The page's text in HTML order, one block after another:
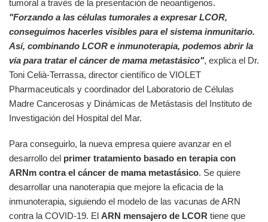
tumoral a través de la presentación de neoantígenos.
"Forzando a las células tumorales a expresar LCOR,
conseguimos hacerles visibles para el sistema inmunitario.
Así, combinando LCOR e inmunoterapia, podemos abrir la
vía para tratar el cáncer de mama metastásico", explica el Dr.
Toni Celià-Terrassa, director científico de VIOLET
Pharmaceuticals y coordinador del Laboratorio de Células
Madre Cancerosas y Dinámicas de Metástasis del Instituto de
Investigación del Hospital del Mar.
Para conseguirlo, la nueva empresa quiere avanzar en el
desarrollo del primer tratamiento basado en terapia con
ARNm contra el cáncer de mama metastásico. Se quiere
desarrollar una nanoterapia que mejore la eficacia de la
inmunoterapia, siguiendo el modelo de las vacunas de ARN
contra la COVID-19. El ARN mensajero de LCOR tiene que